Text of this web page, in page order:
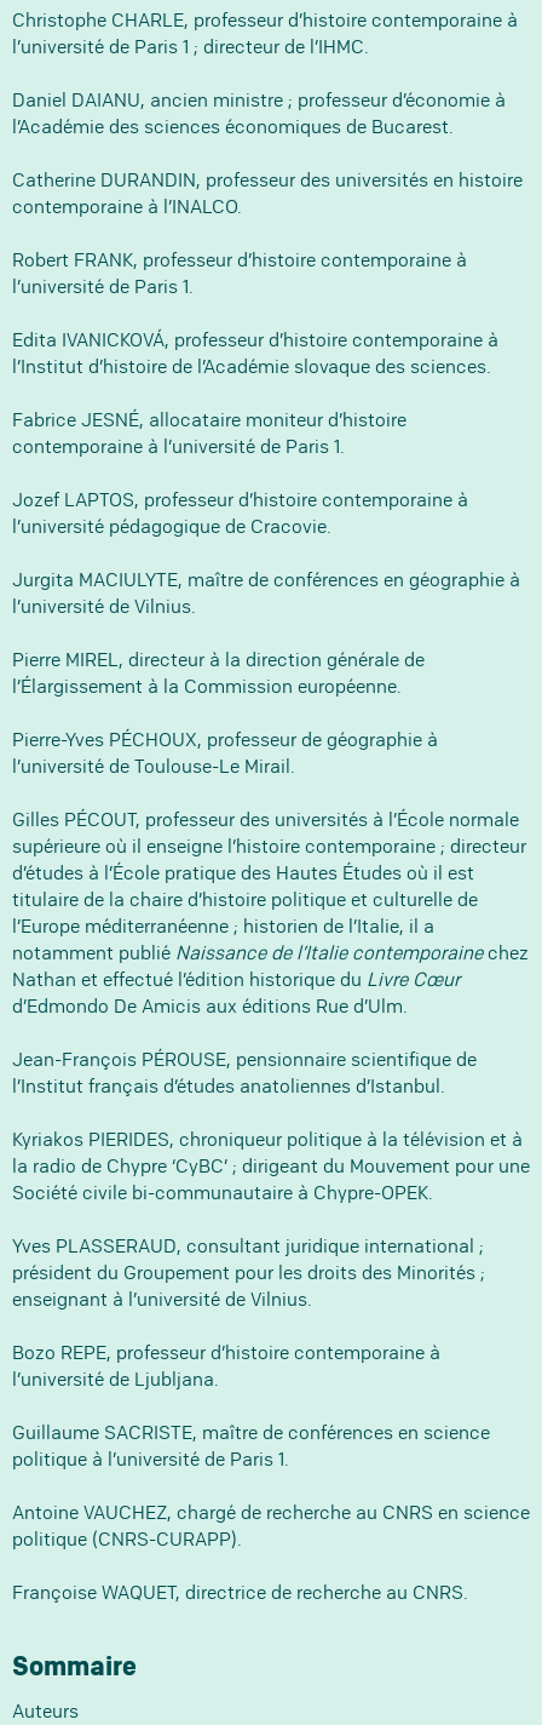
Christophe CHARLE, professeur d’histoire contemporaine à
l’université de Paris 1 ; directeur de l’IHMC.
Daniel DAIANU, ancien ministre ; professeur d’économie à
l’Académie des sciences économiques de Bucarest.
Catherine DURANDIN, professeur des universités en histoire
contemporaine à l’INALCO.
Robert FRANK, professeur d’histoire contemporaine à
l’université de Paris 1.
Edita IVANICKOVÁ, professeur d’histoire contemporaine à
l’Institut d’histoire de l’Académie slovaque des sciences.
Fabrice JESNÉ, allocataire moniteur d’histoire
contemporaine à l’université de Paris 1.
Jozef LAPTOS, professeur d’histoire contemporaine à
l’université pédagogique de Cracovie.
Jurgita MACIULYTE, maître de conférences en géographie à
l’université de Vilnius.
Pierre MIREL, directeur à la direction générale de
l’Élargissement à la Commission européenne.
Pierre-Yves PÉCHOUX, professeur de géographie à
l’université de Toulouse-Le Mirail.
Gilles PÉCOUT, professeur des universités à l’École normale
supérieure où il enseigne l’histoire contemporaine ; directeur
d’études à l’École pratique des Hautes Études où il est
titulaire de la chaire d’histoire politique et culturelle de
l’Europe méditerranéenne ; historien de l’Italie, il a
notamment publié Naissance de l’Italie contemporainechez
Nathan et effectué l’édition historique du Livre Cœur
d’Edmondo De Amicis aux éditions Rue d’Ulm.
Jean-François PÉROUSE, pensionnaire scientifique de
l’Institut français d’études anatoliennes d’Istanbul.
Kyriakos PIERIDES, chroniqueur politique à la télévision et à
la radio de Chypre ‘CyBC’ ; dirigeant du Mouvement pour une
Société civile bi-communautaire à Chypre-OPEK.
Yves PLASSERAUD, consultant juridique international ;
président du Groupement pour les droits des Minorités ;
enseignant à l’université de Vilnius.
Bozo REPE, professeur d’histoire contemporaine à
l’université de Ljubljana.
Guillaume SACRISTE, maître de conférences en science
politique à l’université de Paris 1.
Antoine VAUCHEZ, chargé de recherche au CNRS en science
politique (CNRS-CURAPP).
Françoise WAQUET, directrice de recherche au CNRS.
Sommaire
Auteurs